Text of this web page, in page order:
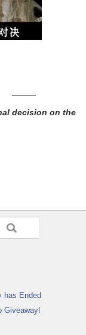
decision on the
has Ended
Giveaway!